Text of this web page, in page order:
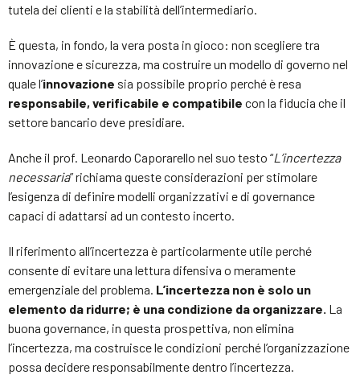
tutela dei clienti e la stabilità dell’intermediario.
È questa, in fondo, la vera posta in gioco: non scegliere tra
innovazione e sicurezza, ma costruire un modello di governo nel
quale l’innovazione sia possibile proprio perché è resa
responsabile, verificabile e compatibile con la fiducia che il
settore bancario deve presidiare.
Anche il prof. Leonardo Caporarello nel suo testo “L’incertezza
necessaria” richiama queste considerazioni per stimolare
l’esigenza di definire modelli organizzativi e di governance
capaci di adattarsi ad un contesto incerto.
Il riferimento all’incertezza è particolarmente utile perché
consente di evitare una lettura difensiva o meramente
emergenziale del problema. L’incertezza non è solo un
elemento da ridurre; è una condizione da organizzare. La
buona governance, in questa prospettiva, non elimina
l’incertezza, ma costruisce le condizioni perché l’organizzazione
possa decidere responsabilmente dentro l’incertezza.